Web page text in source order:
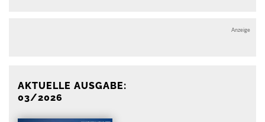
Anzeige
AKTUELLE AUSGABE:
03/2026